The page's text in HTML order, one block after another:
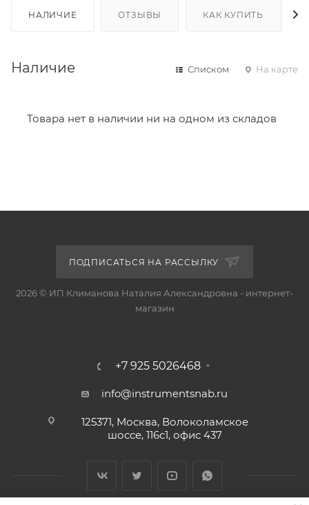
НАЛИЧИЕ ОТЗЫВЫ КАК КУПИТЬ
Наличие Списком На карте
Товара нет в наличии ни на одном из складов
ПОДПИСАТЬСЯ НА РАССЫЛКУ
2026 © ИП Климанова Наталия Александровна - интернет-
магазин
+7 925 5026468
info@instrumentsnab.ru
125371, Москва, Волоколамское
шоссе, 116с1, офис 437